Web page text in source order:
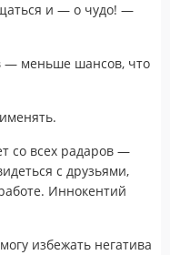
и — о чудо! —
— меньше шансов, что
со всех радаров —
с друзьями,
Иннокентий
избежать негатива